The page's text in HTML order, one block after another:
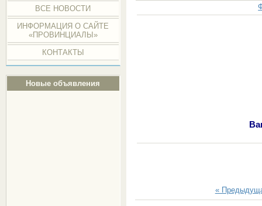
ВСЕ НОВОСТИ
ИНФОРМАЦИЯ О САЙТЕ
«ПРОВИНЦИАЛЫ»
КОНТАКТЫ
Новые объявления
«